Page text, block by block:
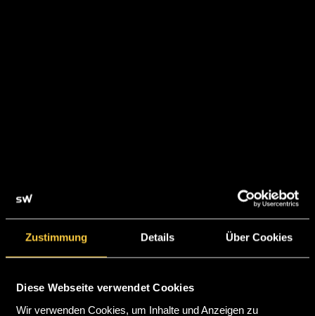
Zustimmung Details Über Cookies
Diese Webseite verwendet Cookies
Wir verwenden Cookies, um Inhalte und Anzeigen zu
LEISTUNGEN